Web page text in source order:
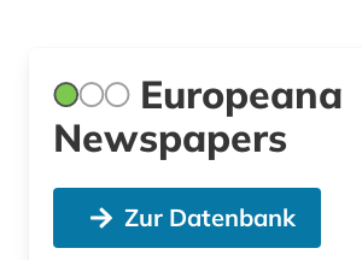
Europeana
Newspapers
Zur Datenbank